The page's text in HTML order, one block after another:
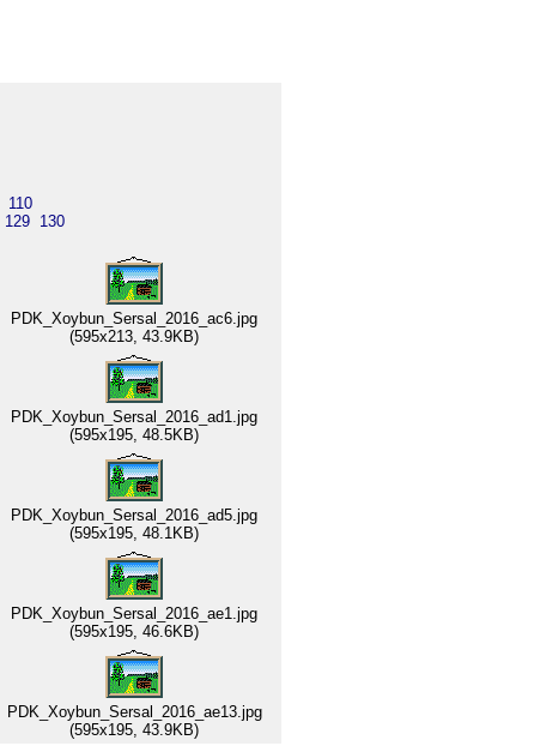
110
129 130
PDK_Xoybun_Sersal_2016_ac6.jpg
(595x213, 43.9KB)
PDK_Xoybun_Sersal_2016_ad1.jpg
(595x195, 48.5KB)
PDK_Xoybun_Sersal_2016_ad5.jpg
(595x195, 48.1KB)
PDK_Xoybun_Sersal_2016_ae1.jpg
(595x195, 46.6KB)
PDK_Xoybun_Sersal_2016_ae13.jpg
(595x195, 43.9KB)